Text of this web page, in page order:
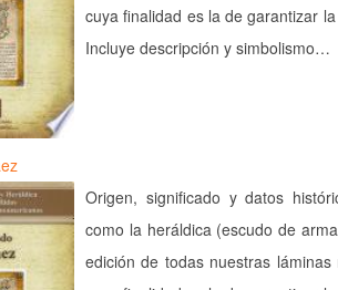
cuya finalidad es la de garantizar
Incluye descripción y simbolismo…
Origen, significado y datos
como la heráldica (escudo de
edición de todas nuestras